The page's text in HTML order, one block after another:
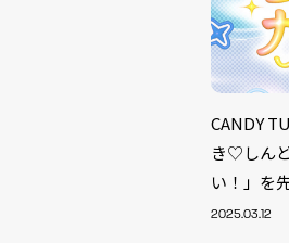
CANDY
き♡しん
い！」を
2025.03.12